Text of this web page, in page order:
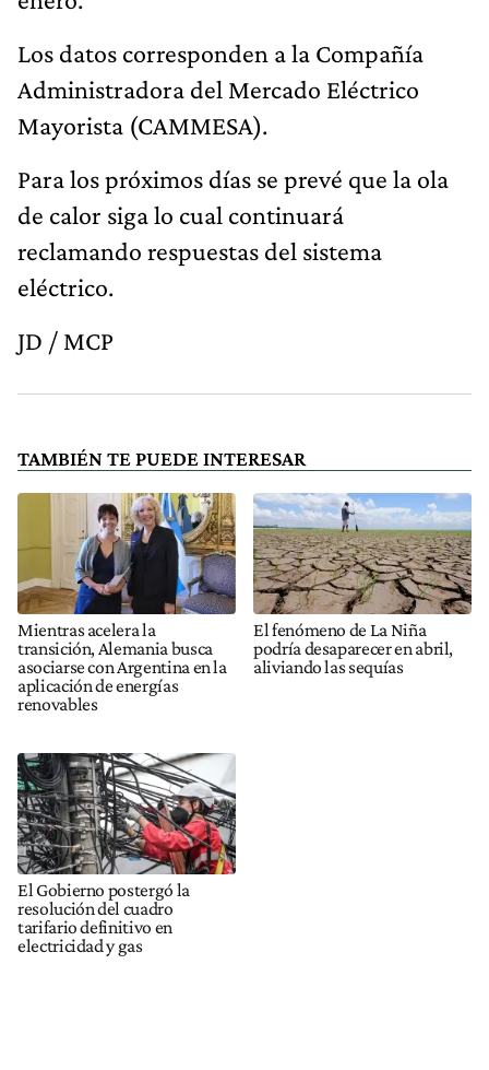
Los datos corresponden a la Compañía
Administradora del Mercado Eléctrico
Mayorista (CAMMESA).
Para los próximos días se prevé que la ola
de calor siga lo cual continuará
reclamando respuestas del sistema
eléctrico.
JD / MCP
TAMBIÉN TE PUEDE INTERESAR
Mientras acelera la
transición, Alemania busca
asociarse con Argentina en la
aplicación de energías
renovables
El fenómeno de La Niña
podría desaparecer en abril,
aliviando las sequías
El Gobierno postergó la
resolución del cuadro
tarifario definitivo en
electricidad y gas